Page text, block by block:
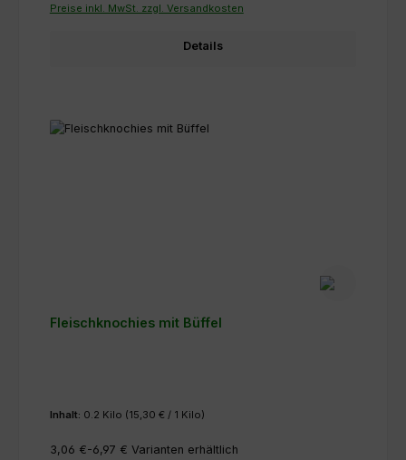
Preise inkl. MwSt. zzgl. Versandkosten
Details
Fleischknochies mit Büffel
Inhalt: 0.2 Kilo (15,30 € / 1 Kilo)
3,06 €-6,97 € Varianten erhältlich